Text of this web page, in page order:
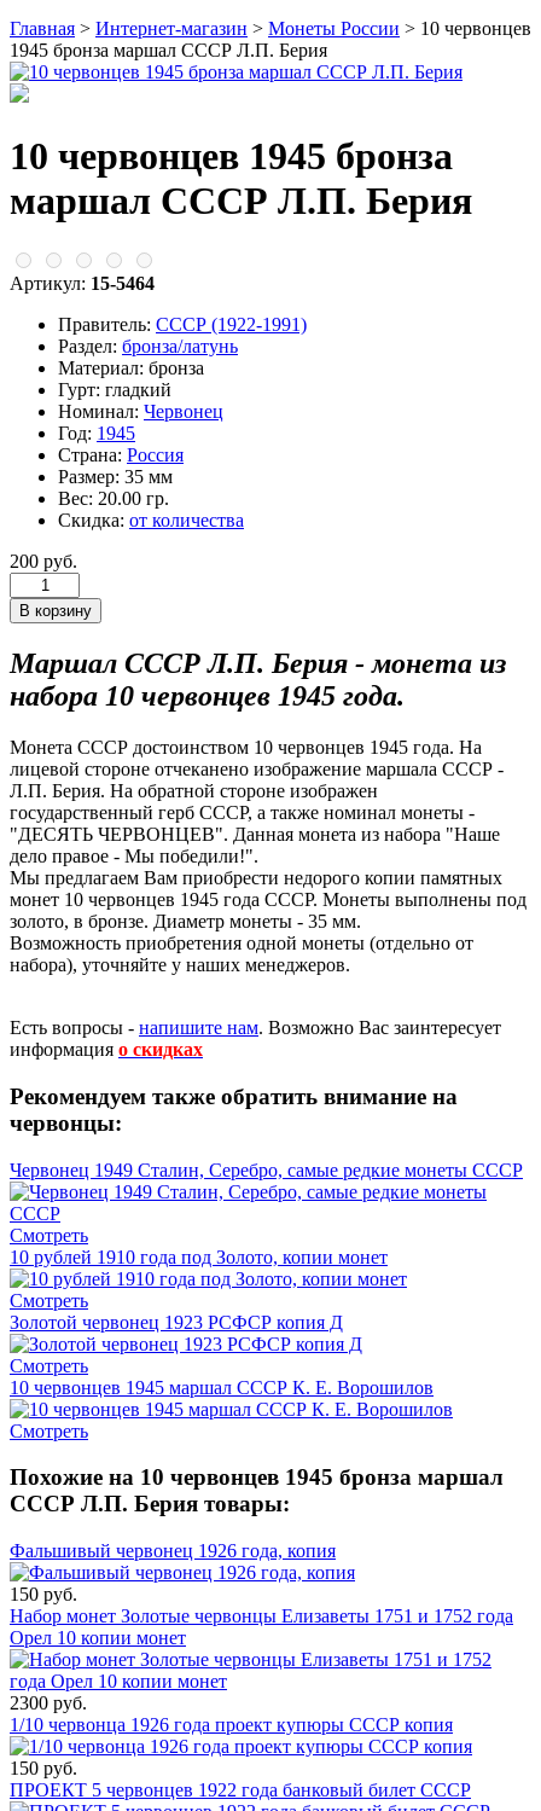
Главная > Интернет-магазин > Монеты России > 10 червонцев
1945 бронза маршал СССР Л.П. Берия
10 червонцев 1945 бронза
маршал СССР Л.П. Берия
Артикул: 15-5464
Правитель: СССР (1922-1991)
Раздел: бронза/латунь
Материал: бронза
Гурт: гладкий
Номинал: Червонец
Год: 1945
Страна: Россия
Размер: 35 мм
Вес: 20.00 гр.
Скидка: от количества
200 руб.
Маршал СССР Л.П. Берия - монета из
набора 10 червонцев 1945 года.
Монета СССР достоинством 10 червонцев 1945 года. На
лицевой стороне отчеканено изображение маршала СССР -
Л.П. Берия. На обратной стороне изображен
государственный герб СССР, а также номинал монеты -
"ДЕСЯТЬ ЧЕРВОНЦЕВ". Данная монета из набора "Наше
дело правое - Мы победили!".
Мы предлагаем Вам приобрести недорого копии памятных
монет 10 червонцев 1945 года СССР. Монеты выполнены под
золото, в бронзе. Диаметр монеты - 35 мм.
Возможность приобретения одной монеты (отдельно от
набора), уточняйте у наших менеджеров.
Есть вопросы - напишите нам. Возможно Вас заинтересует
информация о скидках
Рекомендуем также обратить внимание на
червонцы:
Червонец 1949 Сталин, Серебро, самые редкие монеты СССР
Смотреть
10 рублей 1910 года под Золото, копии монет
Смотреть
Золотой червонец 1923 РСФСР копия Д
Смотреть
10 червонцев 1945 маршал СССР К. Е. Ворошилов
Смотреть
Похожие на 10 червонцев 1945 бронза маршал
СССР Л.П. Берия товары:
Фальшивый червонец 1926 года, копия
150 руб.
Набор монет Золотые червонцы Елизаветы 1751 и 1752 года
Орел 10 копии монет
2300 руб.
1/10 червонца 1926 года проект купюры СССР копия
150 руб.
ПРОЕКТ 5 червонцев 1922 года банковый билет СССР